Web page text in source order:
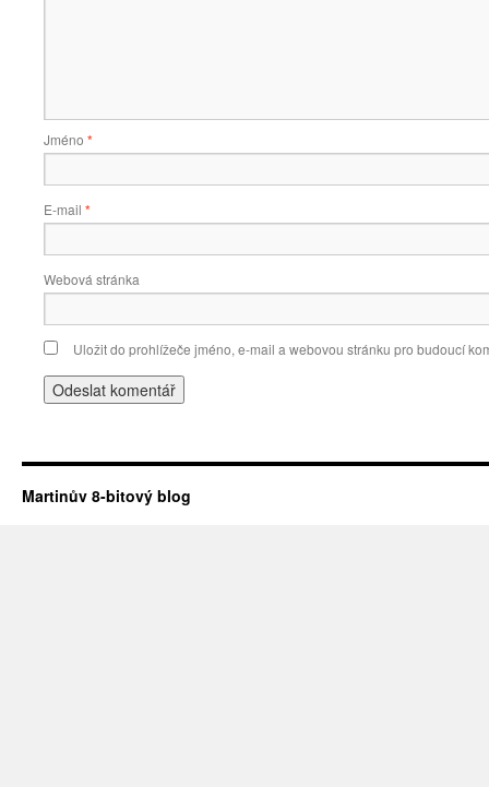
Jméno *
E-mail *
Webová stránka
Uložit do prohlížeče jméno, e-mail a webovou stránku pro budoucí
Martinův 8-bitový blog